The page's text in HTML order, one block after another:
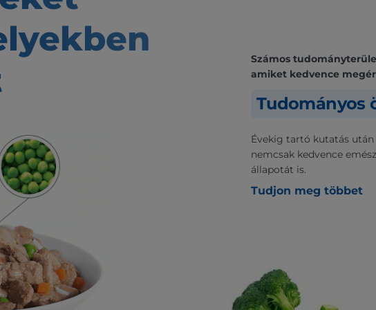
Számos
amiket kedvence
Tudományos
Évekig tartó kutatás
nemcsak kedvence
állapotát is.
Tudjon meg többet